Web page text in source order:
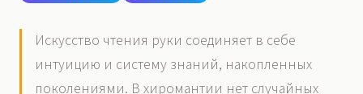
Искусство чтения руки соединяет в себе
интуицию и систему знаний, накопленных
поколениями. В хиромантии нет случайных